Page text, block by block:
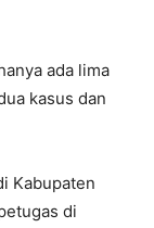
ada lima
kasus dan
Kabupaten
di